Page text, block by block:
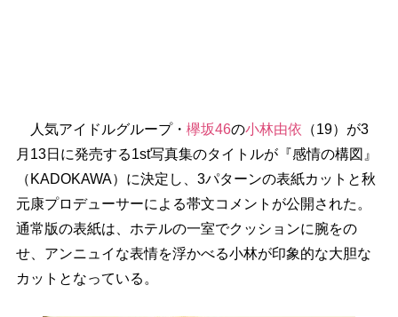
人気アイドルグループ・ 欅坂46の小林由依 （19）が3
月13日に発売する1st写真集のタイトルが『感情の構図』
（KADOKAWA）に決定し、3パターンの表紙カットと秋
元康プロデューサーによる帯文コメントが公開された。
通常版の表紙は、ホテルの一室でクッションに腕をの
せ、アンニュイな表情を浮かべる小林が印象的な大胆な
カットとなっている。